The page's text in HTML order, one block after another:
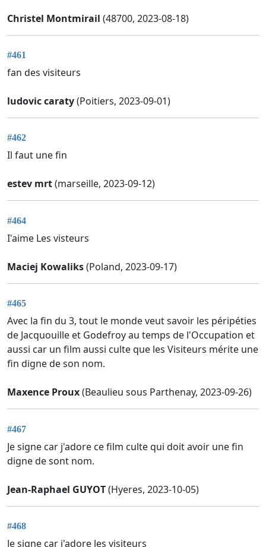
Christel Montmirail (48700, 2023-08-18)
#461
fan des visiteurs
ludovic caraty(Poitiers, 2023-09-01)
#462
Il faut une fin
estev mrt(marseille, 2023-09-12)
#464
I'aime Les visteurs
Maciej Kowaliks(Poland, 2023-09-17)
#465
Avec la fin du 3, tout le monde veut savoir les péripéties
de Jacquouille et Godefroy au temps de l'Occupation et
aussi car un film aussi culte que les Visiteurs mérite une
fin digne de son nom.
Maxence Proux(Beaulieu sous Parthenay, 2023-09-26)
#467
Je signe car j'adore ce film culte qui doit avoir une fin
digne de sont nom.
Jean-Raphael GUYOT(Hyeres, 2023-10-05)
#468
Je signe car j'adore les visiteurs